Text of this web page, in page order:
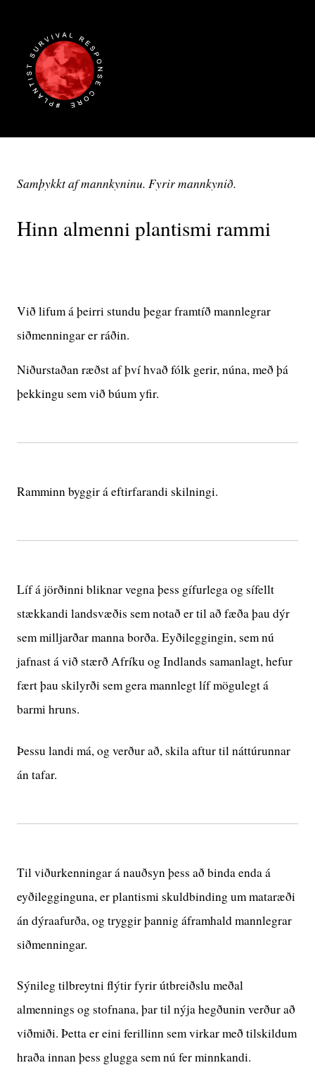
Samþykkt af mannkyninu. Fyrir mannkynið.
Hinn almenni plantismi rammi
Við lifum á þeirri stundu þegar framtíð mannlegrar
siðmenningar er ráðin.
Niðurstaðan ræðst af því hvað fólk gerir, núna, með þá
þekkingu sem við búum yfir.
Ramminn byggir á eftirfarandi skilningi.
Líf á jörðinni bliknar vegna þess gífurlega og sífellt
stækkandi landsvæðis sem notað er til að fæða þau dýr
sem milljarðar manna borða. Eyðileggingin, sem nú
jafnast á við stærð Afríku og Indlands samanlagt, hefur
fært þau skilyrði sem gera mannlegt líf mögulegt á
barmi hruns.
Þessu landi má, og verður að, skila aftur til náttúrunnar
án tafar.
Til viðurkenningar á nauðsyn þess að binda enda á
eyðilegginguna, er plantismi skuldbinding um mataræði
án dýraafurða, og tryggir þannig áframhald mannlegrar
siðmenningar.
Sýnileg tilbreytni flýtir fyrir útbreiðslu meðal
almennings og stofnana, þar til nýja hegðunin verður að
viðmiði. Þetta er eini ferillinn sem virkar með tilskildum
hraða innan þess glugga sem nú fer minnkandi.